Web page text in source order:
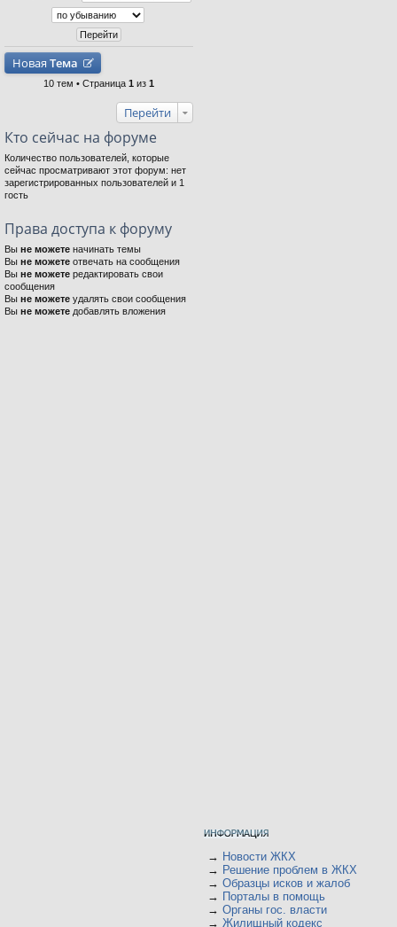
Новая Тема
10 тем • Страница 1 из 1
Перейти
Кто сейчас на форуме
Количество пользователей, которые
сейчас просматривают этот форум: нет
зарегистрированных пользователей и 1
гость
Права доступа к форуму
Вы не можете начинать темы
Вы не можете отвечать на сообщения
Вы не можете редактировать свои
сообщения
Вы не можете удалять свои сообщения
Вы не можете добавлять вложения
→ Новости ЖКХ
→ Решение проблем в ЖКХ
→ Образцы исков и жалоб
→ Порталы в помощь
→ Органы гос. власти
→ Жилищный кодекс